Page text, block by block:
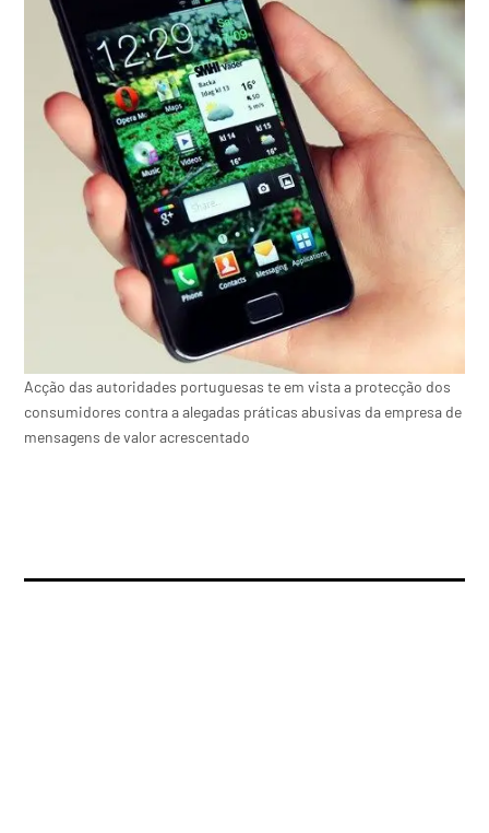
Acção das autoridades portuguesas te em vista a protecção dos
consumidores contra a alegadas práticas abusivas da empresa de
mensagens de valor acrescentado